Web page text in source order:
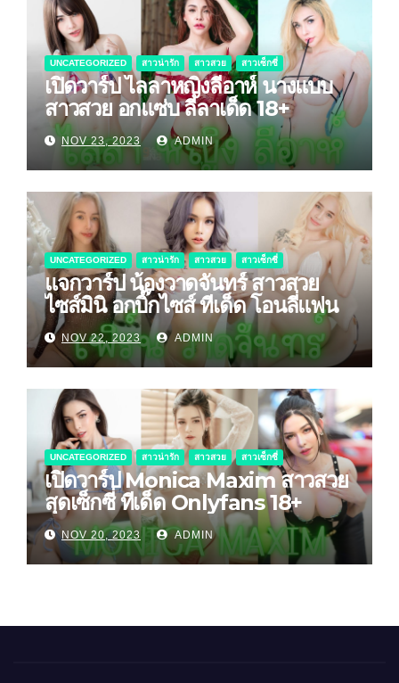
UNCATEGORIZED สาวน่ารัก สาวสวย สาวเซ็กซี่
เปิดวาร์ป ไลลาหญิงลีอาห์ นางแบบ
สาวสวย อกแซ่บ ลีลาเด็ด 18+
NOV 23, 2023 ADMIN
UNCATEGORIZED สาวน่ารัก สาวสวย สาวเซ็กซี่
แจกวาร์ป น้องวาดจันทร์ สาวสวย
ไซส์มินิ อกบิ๊กไซส์ ทีเด็ด โอนลี่แฟน
NOV 22, 2023 ADMIN
UNCATEGORIZED สาวน่ารัก สาวสวย สาวเซ็กซี่
เปิดวาร์ป Monica Maxim สาวสวย
สุดเซ็กซี่ ทีเด็ด Onlyfans 18+
NOV 20, 2023 ADMIN